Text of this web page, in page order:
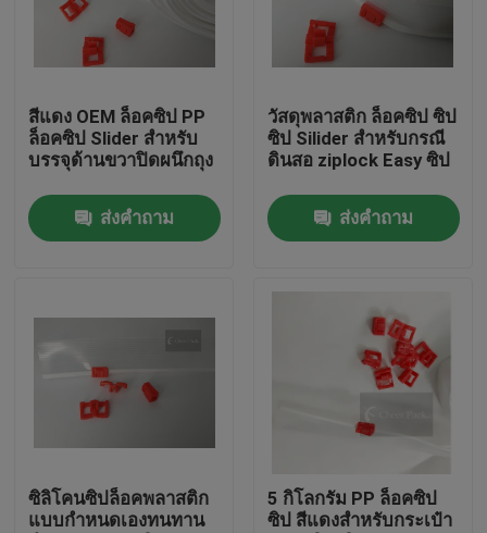
เกี่ยวกับเรา
ทัวร์โรงงาน
การควบคุมคุณภาพ
ข่าว
ฝาครอบพ่นพลาสติก
ฝาขวดพลาสติก
สีแดง OEM ล็อคซิป PP
ล็อคซิป Slider สำหรับ
บรรจุด้านขวาปิดผนึกถุง
ส่งคำถาม
วัสดุพลาสติก ล็อคซิป ซิป
ซิป Silider สำหรับกรณี
ดินสอ ziplock Easy ซิป
ส่งคำถาม
ซิลิโคนซิปล็อคพลาสติก
แบบกำหนดเองทนทาน
5 กิโลกรัม PP ล็อคซิป
ซิป สีแดงสำหรับกระเป๋า